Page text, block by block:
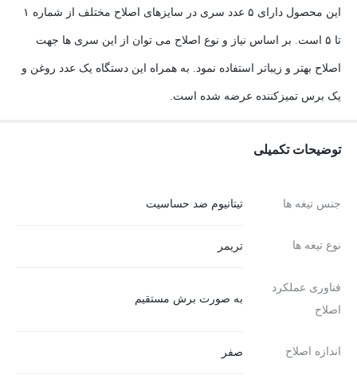
این محصول دارای ۵ عدد سری در سایزهای اصلاح مختلف از شماره ۱
تا ۵ است. بر اساس نیاز و نوع اصلاح می توان از این سری ها جهت
اصلاح بهتر و زیباتر استفاده نمود. به همراه این دستگاه یک عدد روغن و
یک برس تمیزکننده عرضه شده است.
توضیحات تکمیلی
جنس تیغه ها تیتانیوم ضد حساسیت
نوع تیغه ها تریمر
فناوری عملکرد
اصلاح
به صورت برش مستقیم
اندازه اصلاح صفر